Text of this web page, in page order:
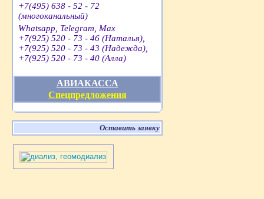
+7(495) 638 - 52 - 72
(многоканальный)
Whatsapp, Telegram, Max
+7(925) 520 - 73 - 46 (Наталья),
+7(925) 520 - 73 - 43 (Надежда),
+7(925) 520 - 73 - 40 (Алла)
АВИАКАССА
Спецпредложения
Оставить заявку